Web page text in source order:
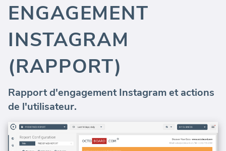
ENGAGEMENT
INSTAGRAM
(RAPPORT)
Rapport d'engagement Instagram et actions
de l'utilisateur.